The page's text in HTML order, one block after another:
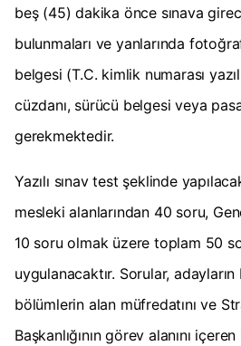
beş (45) dakika önce sınava
bulunmaları ve yanlarında
belgesi (T.C. kimlik numarası
cüzdanı, sürücü belgesi veya
gerekmektedir.
Yazılı sınav test şeklinde
mesleki alanlarından 40 soru,
10 soru olmak üzere toplam 50
uygulanacaktır. Sorular, adayların
bölümlerin alan müfredatını ve
Başkanlığının görev alanını